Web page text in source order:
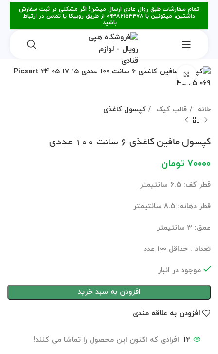
تمام سفارشات طبق روال عادی ارسال میشن! اگر مشکلی در ثبت سفارش
داشتین، میتونین با ۰۹۳۸۲۱۵۳۴۷۸ از طریق روبیکا یا تماس در ارتباط
باشید.
برای بزرگنمایی کلیک کنید
خانه قالب کیک کپسول کاغذی
کپسول مافین کاغذی 6 سانت 100 عددی
۷۰۰۰۰ تومان
قطر کف: 6.5 سانتیمتر
قطر دهانه: 8.5 سانتیمتر
عمق: 3 سانتیمتر
تعداد : حداقل 100 عدد
موجود در انبار
افزودن به سبد خرید
افزودن به علاقه مندی
12 افرادی که اکنون این محصول را تماشا می کنند!